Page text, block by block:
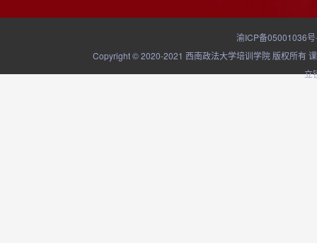
渝ICP备05001036
Copyright © 2020-2021 西南政法大学培训学院 版权所有
立